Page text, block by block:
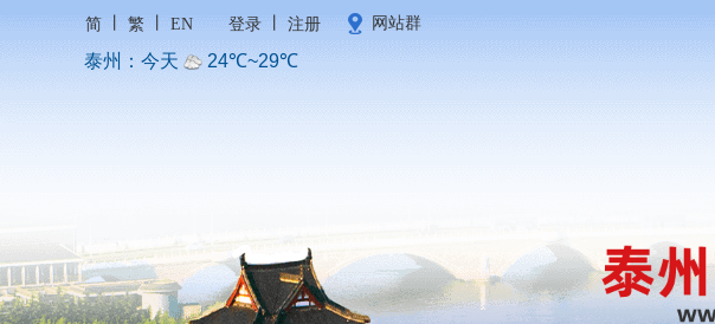
简 繁 EN 登录 注册 网站群